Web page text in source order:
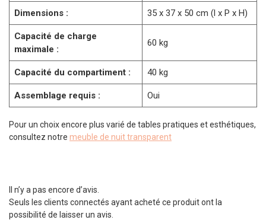
Dimensions : 35 x 37 x 50 cm (l x P x H)
Capacité de charge
maximale :
60 kg
Capacité du compartiment : 40 kg
Assemblage requis : Oui
Pour un choix encore plus varié de tables pratiques et esthétiques,
consultez notre meuble de nuit transparent
Il n’y a pas encore d’avis.
Seuls les clients connectés ayant acheté ce produit ont la
possibilité de laisser un avis.